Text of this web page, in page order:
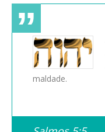
maldade.